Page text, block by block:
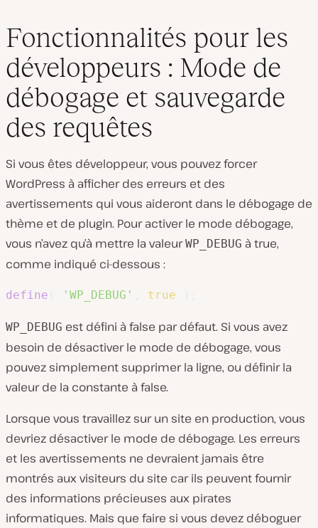
Fonctionnalités pour les
développeurs : Mode de
débogage et sauvegarde
des requêtes
Si vous êtes développeur, vous pouvez forcer
WordPress à afficher des erreurs et des
avertissements qui vous aideront dans le débogage de
thème et de plugin. Pour activer le mode débogage,
vous n’avez qu’à mettre la valeurWP_DEBUG à true,
comme indiqué ci-dessous :
define 'WP_DEBUG' true
WP_DEBUG est défini à false par défaut. Si vous avez
besoin de désactiver le mode de débogage, vous
pouvez simplement supprimer la ligne, ou définir la
valeur de la constante à false.
Lorsque vous travaillez sur un site en production, vous
devriez désactiver le mode de débogage. Les erreurs
et les avertissements ne devraient jamais être
montrés aux visiteurs du site car ils peuvent fournir
des informations précieuses aux pirates
informatiques. Mais que faire si vous devez déboguer